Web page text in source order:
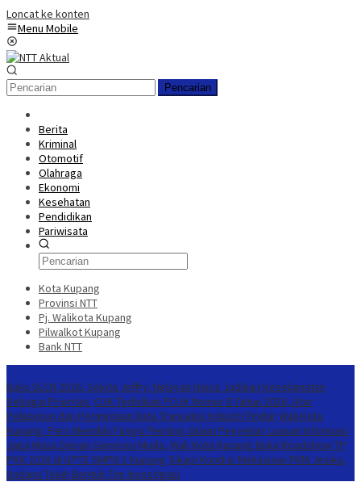
Loncat ke konten
Menu Mobile
Pencarian
Berita
Kriminal
Otomotif
Olahraga
Ekonomi
Kesehatan
Pendidikan
Pariwisata
Kota Kupang
Provinsi NTT
Pj. Walikota Kupang
Pilwalkot Kupang
Bank NTT
Buka SLCN 2026, Sekda Jeffry: Nelayan Harus Jadikan Keselamatan
Sebagai Prioritas OJK Terbitkan POJK Nomor 8 Tahun 2026, Atur
Pelaporan dan Permintaan Data Transaksi Industri PindarWali Kota
Kupang: Pers Memiliki Fungsi Penting dalam Penyebar Luasan Informasi
Jaga Masa Depan Generasi Muda, Wali Kota Kupang Buka Roadshow TP
PKK 2026 di UPTD SMPN 1 Kupang Sikapi Kondisi Mahasiswi FKM Jesika,
Undana Telah Bentuk Tim Investigasi